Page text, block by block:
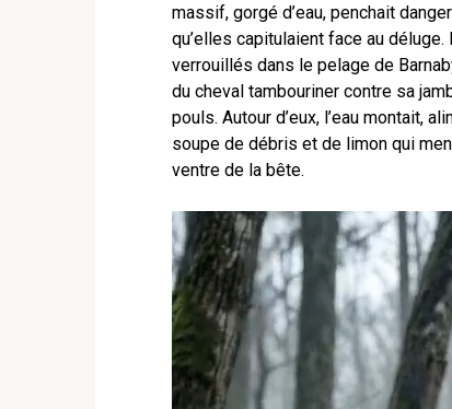
massif, gorgé d’eau, penchait
qu’elles capitulaient face au
verrouillés dans le pelage de
du cheval tambouriner contre sa
pouls. Autour d’eux, l’eau montait,
soupe de débris et de limon qui
ventre de la bête.